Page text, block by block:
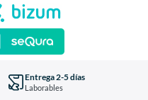
Entrega 2-5 días
Laborables